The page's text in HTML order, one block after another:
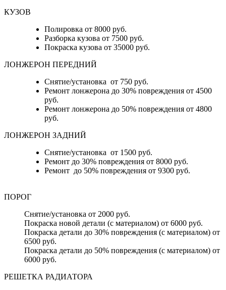
КУЗОВ
Полировка от 8000 руб.
Разборка кузова от 7500 руб.
Покраска кузова от 35000 руб.
ЛОНЖЕРОН ПЕРЕДНИЙ
Снятие/установка от 750 руб.
Ремонт лонжерона до 30% повреждения от 4500
руб.
Ремонт лонжерона до 50% повреждения от 4800
руб.
ЛОНЖЕРОН ЗАДНИЙ
Снятие/установка от 1500 руб.
Ремонт до 30% повреждения от 8000 руб.
Ремонт до 50% повреждения от 9300 руб.
ПОРОГ
Снятие/установка от 2000 руб.
Покраска новой детали (с материалом) от 6000 руб.
Покраска детали до 30% повреждения (с материалом) от
6500 руб.
Покраска детали до 50% повреждения (с материалом) от
6000 руб.
РЕШЕТКА РАДИАТОРА